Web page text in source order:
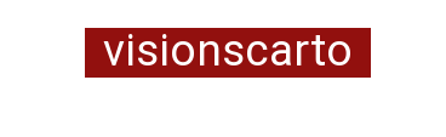
visionscarto